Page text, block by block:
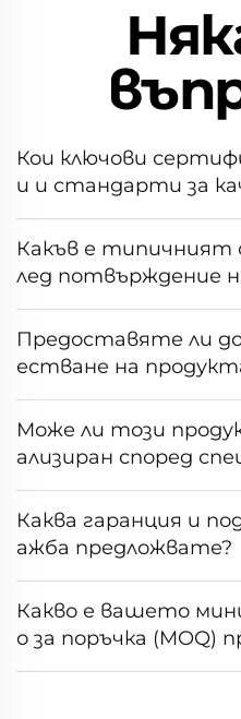
Кои ключови
и и стандарти за
т на това
Какъв е типичният
лед потвърждение
Предоставяте ли
естване на
еговата
Може ли този
ализиран според
ия на пазара или
Каква гаранция и
ажба предложвате?
Какво е вашето
о за поръчка (MOQ)
и?